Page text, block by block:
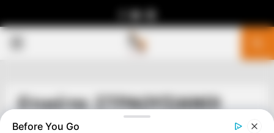
Ετικέτα: ΣΤΡΑΟΥΣΙΑΝΟΙ
Before You Go